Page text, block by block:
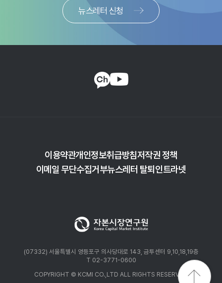
・행동주의펀드의 캠페인은 M&A 목적이 가장 큰 43%의 비중을
차지했고 이사선임이 30%인데 이어 자본배분, 전략/운영, 지배구조
— 2022년 행동주의펀드 캠페인은 미국에서 가장 많이 진행되었으며,
유럽지역에서는 20% 증가하며 60건을 기록하였으며 아시아태평양
활동이 활발해지면서 행동주의펀드의 투자 선호 지역으로 인식
뉴스레터 신청
이용약관개인정보취급방침저작권 정책
이메일 무단수집거부뉴스레터 탈퇴 인트라넷
(07332) 서울특별시 영등포구 의사당대로 143, 금투센터 9,10,18,19층
T 02-3771-0600
COPYRIGHT © KCMI CO.,LTD ALL RIGHTS RESERVED.